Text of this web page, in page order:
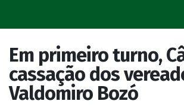
Em primeiro turno,
cassação dos
Valdomiro Bozó